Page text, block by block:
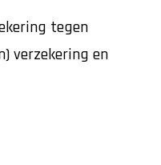
tegen
verzekering en